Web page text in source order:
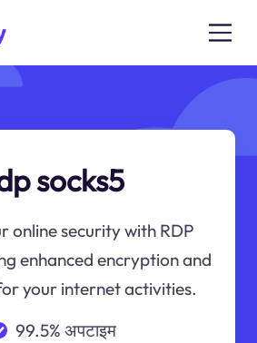
socks5
online security with RDP
enhanced encryption and
your internet activities.
99.5% अपटाइम